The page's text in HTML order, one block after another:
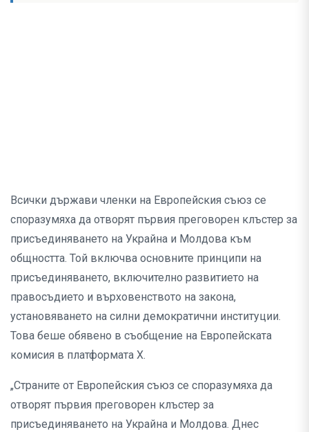
Всички държави членки на Европейския съюз се
споразумяха да отворят първия преговорен клъстер за
присъединяването на Украйна и Молдова към
общността. Той включва основните принципи на
присъединяването, включително развитието на
правосъдието и върховенството на закона,
установяването на силни демократични институции.
Това беше обявено в съобщение на Европейската
комисия в платформата X.
„Страните от Европейския съюз се споразумяха да
отворят първия преговорен клъстер за
присъединяването на Украйна и Молдова. Днес